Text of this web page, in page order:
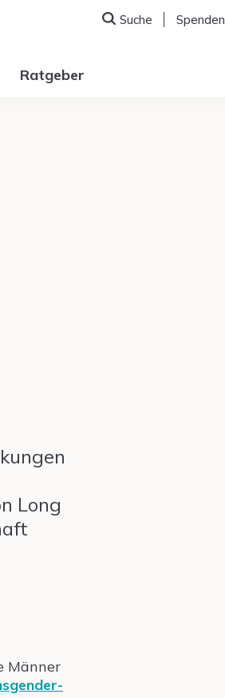
Ratgeber
Suche Spenden
Long
Männer